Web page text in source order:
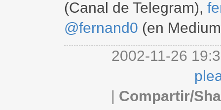
(Canal de Telegram),
@fernand0 (en
2002-11-26
| Compartir/